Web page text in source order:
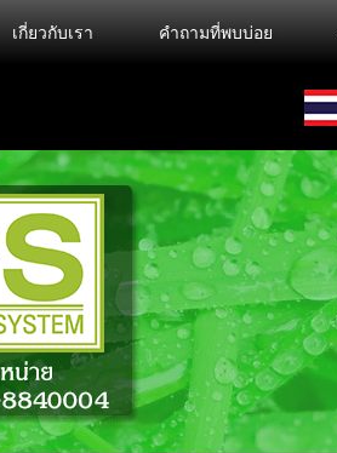
เกี่ยวกับเรา คำถามที่พบบ่อย